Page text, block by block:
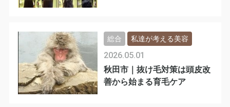
秋田市｜抜け毛対策は頭皮改
善から始まる育毛ケア
2026.05.01
総合 私達が考える美容